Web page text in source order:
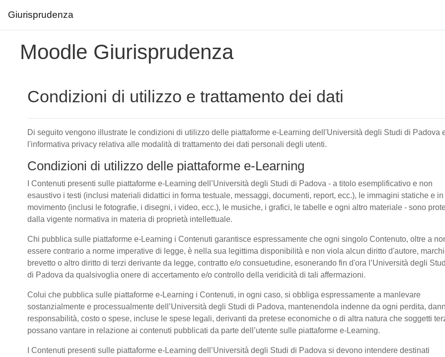
Giurisprudenza
Moodle Giurisprudenza
Condizioni di utilizzo e trattamento dei dati
Di seguito vengono illustrate le condizioni di utilizzo delle piattaforme e-Learning dell'Università degli Studi di Padova
l'informativa privacy relativa alle modalità di trattamento dei dati personali degli utenti.
Condizioni di utilizzo delle piattaforme e-Learning
I Contenuti presenti sulle piattaforme e-Learning dell’Università degli Studi di Padova - a titolo esemplificativo e non
esaustivo i testi (inclusi materiali didattici in forma testuale, messaggi, documenti, report, ecc.), le immagini statiche e in
movimento (inclusi le fotografie, i disegni, i video, ecc.), le musiche, i grafici, le tabelle e ogni altro materiale - sono
dalla vigente normativa in materia di proprietà intellettuale.
Chi pubblica sulle piattaforme e-Learning i Contenuti garantisce espressamente che ogni singolo Contenuto, oltre a
essere contrario a norme imperative di legge, è nella sua legittima disponibilità e non viola alcun diritto d'autore,
brevetto o altro diritto di terzi derivante da legge, contratto e/o consuetudine, esonerando fin d'ora l’Università degli
di Padova da qualsivoglia onere di accertamento e/o controllo della veridicità di tali affermazioni.
Colui che pubblica sulle piattaforme e-Learning i Contenuti, in ogni caso, si obbliga espressamente a manlevare
sostanzialmente e processualmente dell’Università degli Studi di Padova, mantenendola indenne da ogni perdita,
responsabilità, costo o spese, incluse le spese legali, derivanti da pretese economiche o di altra natura che soggetti
possano vantare in relazione ai contenuti pubblicati da parte dell’utente sulle piattaforme e-Learning.
I Contenuti presenti sulle piattaforme e-Learning dell’Università degli Studi di Padova si devono intendere destinati